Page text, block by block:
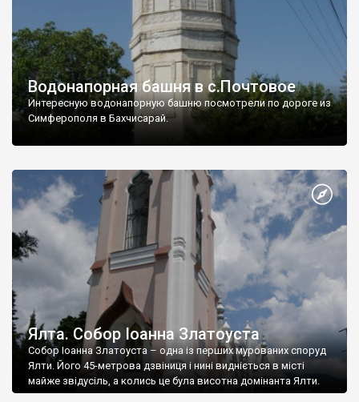
Водонапорная башня в с.Почтовое
Интересную водонапорную башню посмотрели по дороге из
Симферополя в Бахчисарай.
Ялта. Собор Іоанна Златоуста
Собор Іоанна Златоуста – одна із перших мурованих споруд
Ялти. Його 45-метрова дзвіниця і нині видніється в місті
майже звідусіль, а колись це була висотна домінанта Ялти.